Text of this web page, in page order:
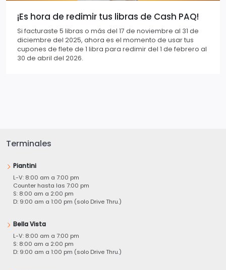
¡Es hora de redimir tus libras de Cash PAQ!
Si facturaste 5 libras o más del 17 de noviembre al 31 de
diciembre del 2025, ahora es el momento de usar tus
cupones de flete de 1 libra para redimir del 1 de febrero al
30 de abril del 2026.
Terminales
Piantini
L-V: 8:00 am a 7:00 pm
Counter hasta las 7:00 pm
S: 8:00 am a 2:00 pm
D: 9:00 am a 1:00 pm (solo Drive Thru.)
Bella Vista
L-V: 8:00 am a 7:00 pm
S: 8:00 am a 2:00 pm
D: 9:00 am a 1:00 pm (solo Drive Thru.)